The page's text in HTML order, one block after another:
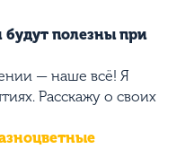
будут полезны при
— наше всё! Я
Расскажу о своих